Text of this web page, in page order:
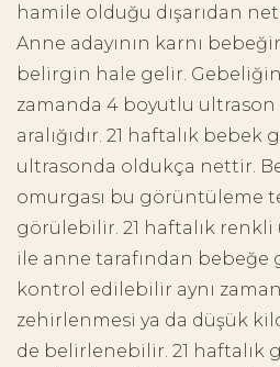
hamile olduğu dışarıdan
Anne adayının karnı
belirgin hale gelir. Gebeliğin
zamanda 4 boyutlu
aralığıdır. 21 haftalık
ultrasonda oldukça nettir.
omurgası bu görüntüleme
görülebilir. 21 haftalık
ile anne tarafından bebeğe
kontrol edilebilir aynı
zehirlenmesi ya da düşük
de belirlenebilir. 21 haftalık